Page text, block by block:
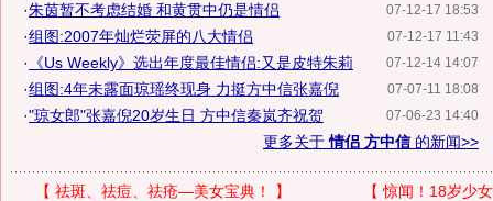
07-12-17 18:53
·朱茵暂不考虑结婚 和黄贯中仍是情侣
07-12-17 11:43
·组图:2007年灿烂荧屏的八大情侣
07-12-14 14:07
· 《Us Weekly》选出年度最佳情侣:又是皮特朱莉
07-07-11 18:08
·组图:4年未露面琼瑶终现身 力挺方中信张嘉倪
07-06-23 14:40
·"琼女郎"张嘉倪20岁生日 方中信秦岚齐祝贺
更多关于情侣 方中信的新闻>>
【 祛斑、祛痘、祛疮—美女宝典！ 】 【惊闻！18岁少